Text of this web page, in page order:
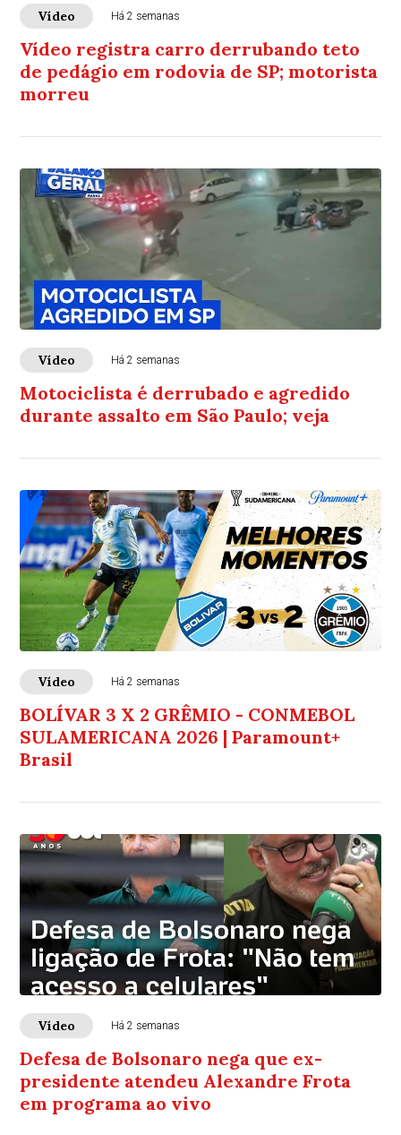
Vídeo Há 2 semanas
Vídeo registra carro derrubando teto
de pedágio em rodovia de SP; motorista
morreu
Vídeo Há 2 semanas
Motociclista é derrubado e agredido
durante assalto em São Paulo; veja
Vídeo Há 2 semanas
BOLÍVAR 3 X 2 GRÊMIO - CONMEBOL
SULAMERICANA 2026 | Paramount+
Brasil
Vídeo Há 2 semanas
Defesa de Bolsonaro nega que ex-
presidente atendeu Alexandre Frota
em programa ao vivo